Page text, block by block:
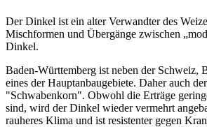
Der Dinkel ist ein alter Verwandter des
Mischformen und Übergänge zwischen
Dinkel.
Baden-Württemberg ist neben der Schweiz,
eines der Hauptanbaugebiete. Daher auch
"Schwabenkorn". Obwohl die Erträge
sind, wird der Dinkel wieder vermehrt
rauheres Klima und ist resistenter gegen